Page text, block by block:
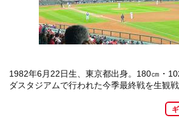
1982年6月22日生、東京都出身。180㎝・
ダスタジアムで行われた今季最終戦を生観戦